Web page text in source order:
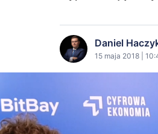
Daniel
15 maja 2018 |